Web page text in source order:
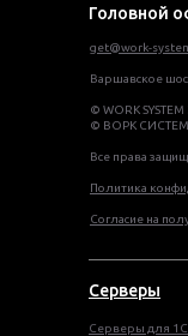
get@work-
Варшавское
© WORK
© ВОРК СИСТЕМ
Все права
Политика
Согласие на
Головной
Серверы
Серверы для 1С